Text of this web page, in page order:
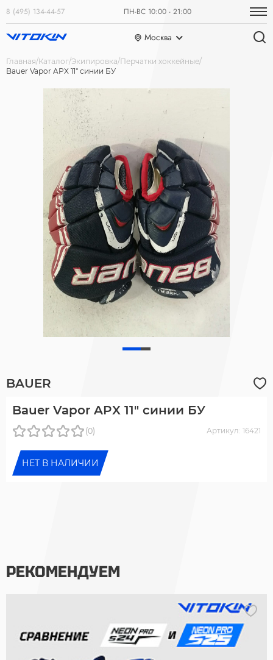
8 (495) 134-44-57 ПН-ВС 10:00 - 21:00
Москва
Главная Каталог Экипировка Перчатки хоккейные
Bauer Vapor APX 11" синии БУ
BAUER
Bauer Vapor APX 11" синии БУ
(0) Артикул: 16421
НЕТ В НАЛИЧИИ
РЕКОМЕНДУЕМ